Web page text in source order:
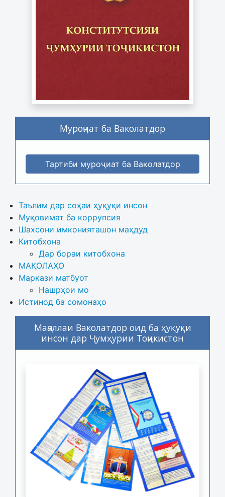
Муроҷиат ба Ваколатдор
Тартиби муроҷиат ба Ваколатдор
Таълим дар соҳаи ҳуқуқи инсон
Муқовимат ба коррупсия
Шахсони имконияташон маҳдуд
Китобхона
Дар бораи китобхона
МАҚОЛАҲО
Маркази матбуот
Нашрҳои мо
Истинод ба сомонаҳо
Маҷаллаи Ваколатдор оид ба ҳуқуқи
инсон дар Ҷумҳурии Тоҷикистон